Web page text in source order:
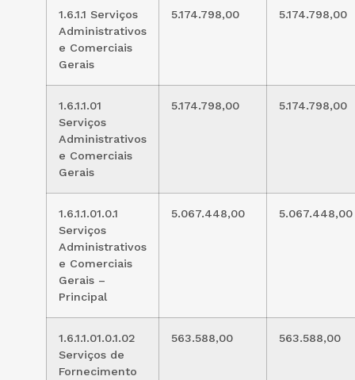
1.6.1.1 Serviços
Administrativos
e Comerciais
Gerais
5.174.798,00 5.174.798,00
1.6.1.1.01
Serviços
Administrativos
e Comerciais
Gerais
5.174.798,00 5.174.798,00
1.6.1.1.01.0.1
Serviços
Administrativos
e Comerciais
Gerais –
Principal
5.067.448,00 5.067.448,00
1.6.1.1.01.0.1.02
Serviços de
Fornecimento
563.588,00 563.588,00